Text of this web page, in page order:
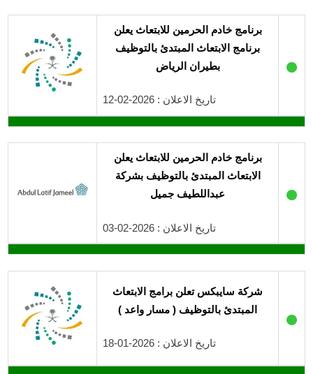
●
برنامج خادم الحرمين للابتعاث يعلن
برنامج الابتعاث المبتدئ بالتوظيف
بطيران الرياض
تاريخ الاعلان : 2026-02-12
●
برنامج خادم الحرمين للابتعاث يعلن
الابتعاث المبتدئ بالتوظيف بشركة
عبداللطيف جميل
تاريخ الاعلان : 2026-02-03
●
شركة سايبكس تعلن برامج الابتعاث
المبتدئ بالتوظيف ( مسار واعد )
تاريخ الاعلان : 2026-01-18